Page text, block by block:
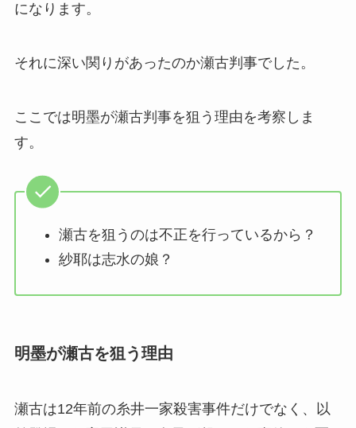
になります。
それに深い関りがあったのか瀬古判事でした。
ここでは明墨が瀬古判事を狙う理由を考察しま
す。
瀬古を狙うのは不正を行っているから？
紗耶は志水の娘？
明墨が瀬古を狙う理由
瀬古は12年前の糸井一家殺害事件だけでなく、以